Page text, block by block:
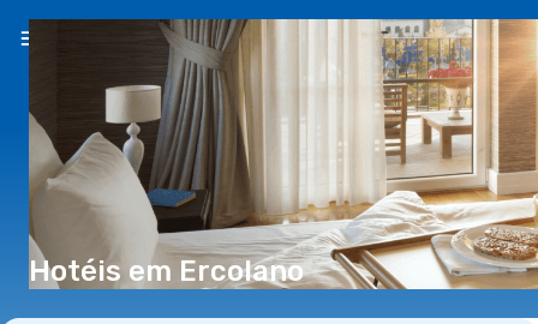
PT(€)
Hotéis em Ercolano